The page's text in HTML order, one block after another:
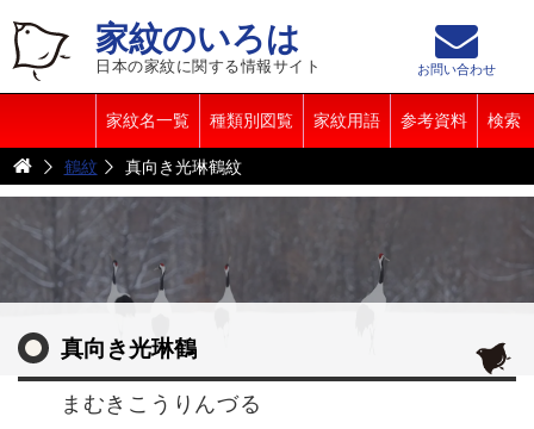
家紋のいろは
日本の家紋に関する情報サイト
家紋名一覧 種類別図覧 家紋用語 参考資料 検索
お問い合わせ
鶴紋 真向き光琳鶴紋
真向き光琳鶴
まむきこうりんづる